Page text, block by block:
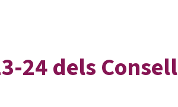
24 dels